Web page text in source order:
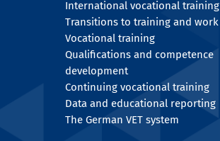
International vocational training
Transitions to training and work
Vocational training
Qualifications and competence
development
Continuing vocational training
Data and educational reporting
The German VET system